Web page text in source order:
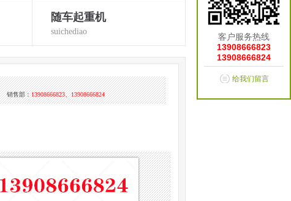
随车起重机
suichediao
销售部：13908666823、13908666824
客户服务热线
13908666823
13908666824
给我们留言